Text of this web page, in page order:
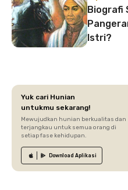
Biografi
Istri?
Yuk cari Hunian
untukmu sekarang!
Mewujudkan hunian berkualitas dan
terjangkau untuk semua orang di
setiap fase kehidupan.
Download Aplikasi